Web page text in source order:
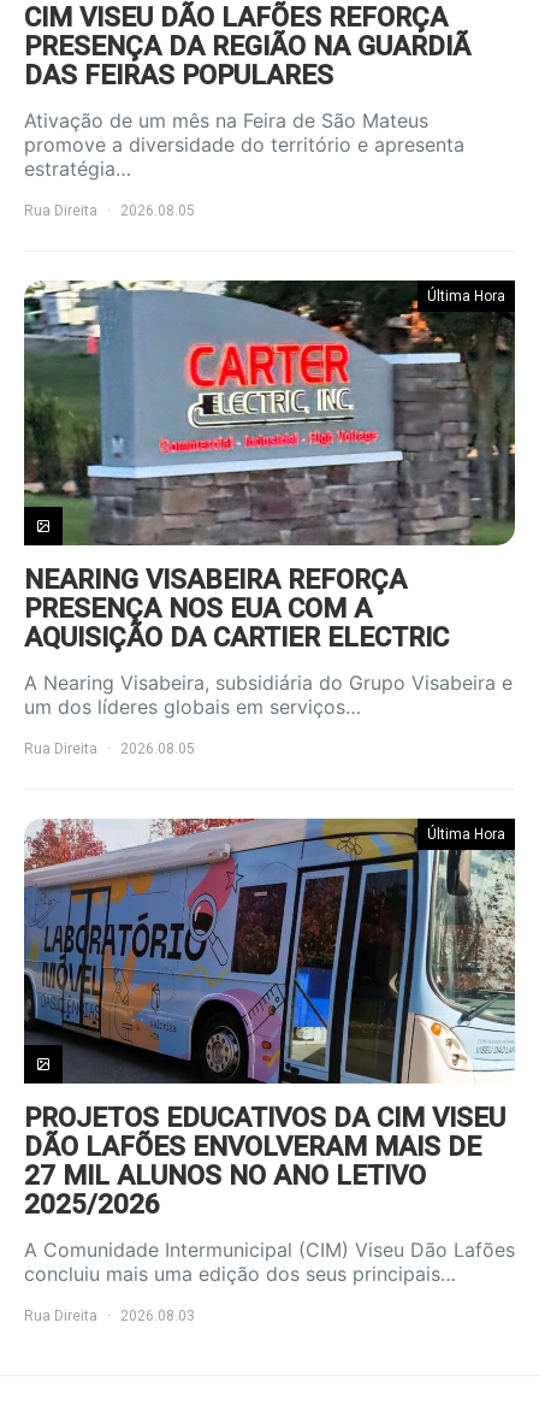
CIM VISEU DÃO LAFÕES REFORÇA
PRESENÇA DA REGIÃO NA GUARDIÃ
DAS FEIRAS POPULARES
Ativação de um mês na Feira de São Mateus
promove a diversidade do território e apresenta
estratégia…
Rua Direita 2026.08.05
Última Hora
NEARING VISABEIRA REFORÇA
PRESENÇA NOS EUA COM A
AQUISIÇÃO DA CARTIER ELECTRIC
A Nearing Visabeira, subsidiária do Grupo Visabeira e
um dos líderes globais em serviços…
Rua Direita 2026.08.05
Última Hora
PROJETOS EDUCATIVOS DA CIM VISEU
DÃO LAFÕES ENVOLVERAM MAIS DE
27 MIL ALUNOS NO ANO LETIVO
2025/2026
A Comunidade Intermunicipal (CIM) Viseu Dão Lafões
concluiu mais uma edição dos seus principais…
Rua Direita 2026.08.03